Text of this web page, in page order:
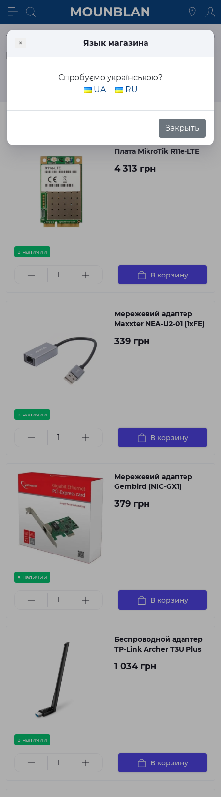
Беспроводные сетевые адаптеры
× Язык магазина
Спробуємо українською?
UA
RU
Закрыть
в наличии
Плата MikroTik R11e-LTE
4 313 грн
В корзину
в наличии
Мережевий адаптер
Maxxter NEA-U2-01 (1xFE)
339 грн
В корзину
в наличии
Мережевий адаптер
Gembird (NIC-GX1)
379 грн
В корзину
в наличии
Беспроводной адаптер
TP-Link Archer T3U Plus
1 034 грн
В корзину